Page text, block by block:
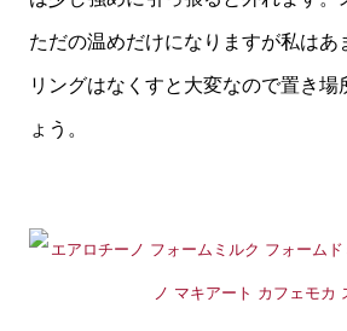
ただの温めだけになりますが私はあ
リングはなくすと大変なので置き場
ょう。